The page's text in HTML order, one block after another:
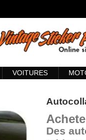
VOITURES
Des